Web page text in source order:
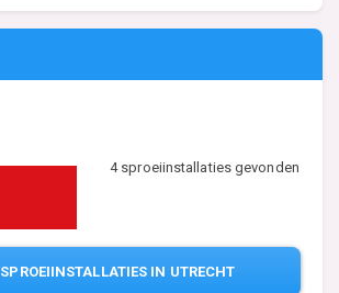
4 sproeiinstallaties gevonden
SPROEIINSTALLATIES IN UTRECHT